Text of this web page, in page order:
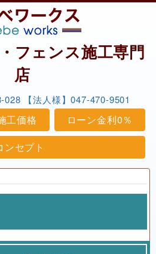
フェンス施工専門
店
028 【法人様】047-470-9501
工価格
ローン金利0％
ンセプト